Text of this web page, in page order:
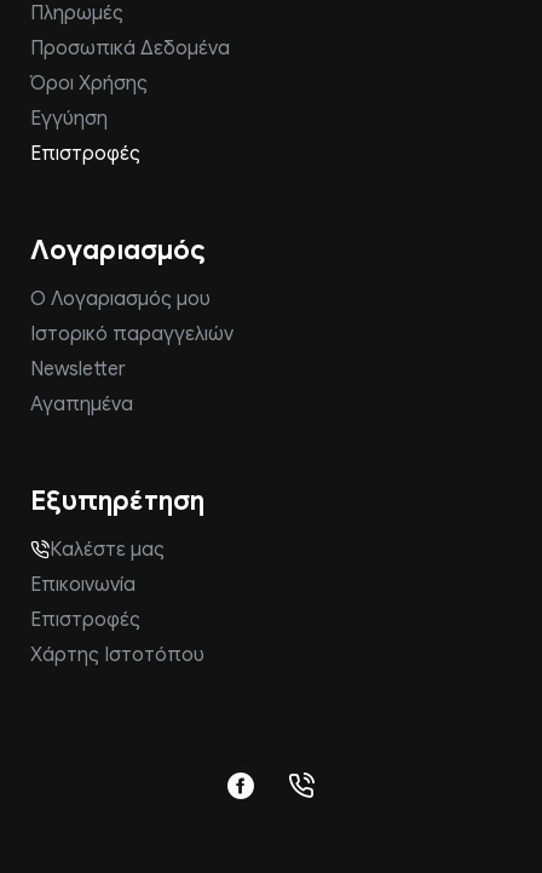
Πληρωμές
Προσωπικά Δεδομένα
Όροι Χρήσης
Εγγύηση
Επιστροφές
Λογαριασμός
Ο Λογαριασμός μου
Ιστορικό παραγγελιών
Newsletter
Αγαπημένα
Εξυπηρέτηση
Καλέστε μας
Επικοινωνία
Επιστροφές
Χάρτης Ιστοτόπου